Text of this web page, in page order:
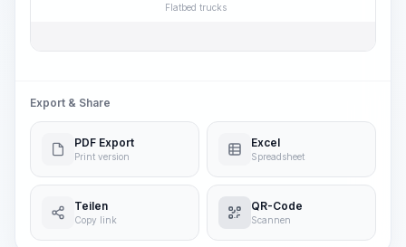
Flatbed trucks
Export & Share
PDF Export
Print version
Excel
Spreadsheet
Teilen
Copy link
QR-Code
Scannen